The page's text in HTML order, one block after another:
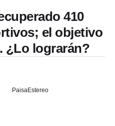
410
el objetivo
¿Lo lograrán?
PaisaEstereo